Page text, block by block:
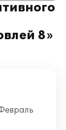
8»